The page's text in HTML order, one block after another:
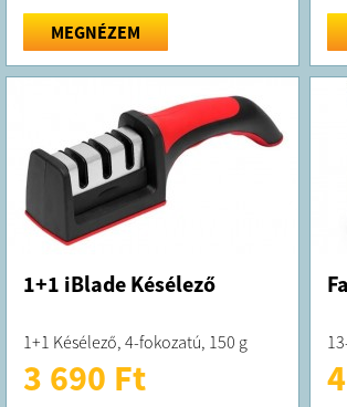
MEGNÉZEM
1+1 iBlade Késélező
1+1 Késélező, 4-fokozatú, 150 g
3 690 Ft